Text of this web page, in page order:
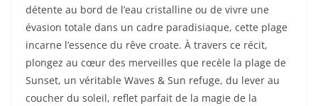
détente au bord de l’eau cristalline ou de vivre une
évasion totale dans un cadre paradisiaque, cette plage
incarne l’essence du rêve croate. À travers ce récit,
plongez au cœur des merveilles que recèle la plage de
Sunset, un véritable Waves & Sun refuge, du lever au
coucher du soleil, reflet parfait de la magie de la